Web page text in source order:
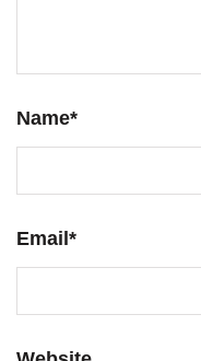
Name*
Email *